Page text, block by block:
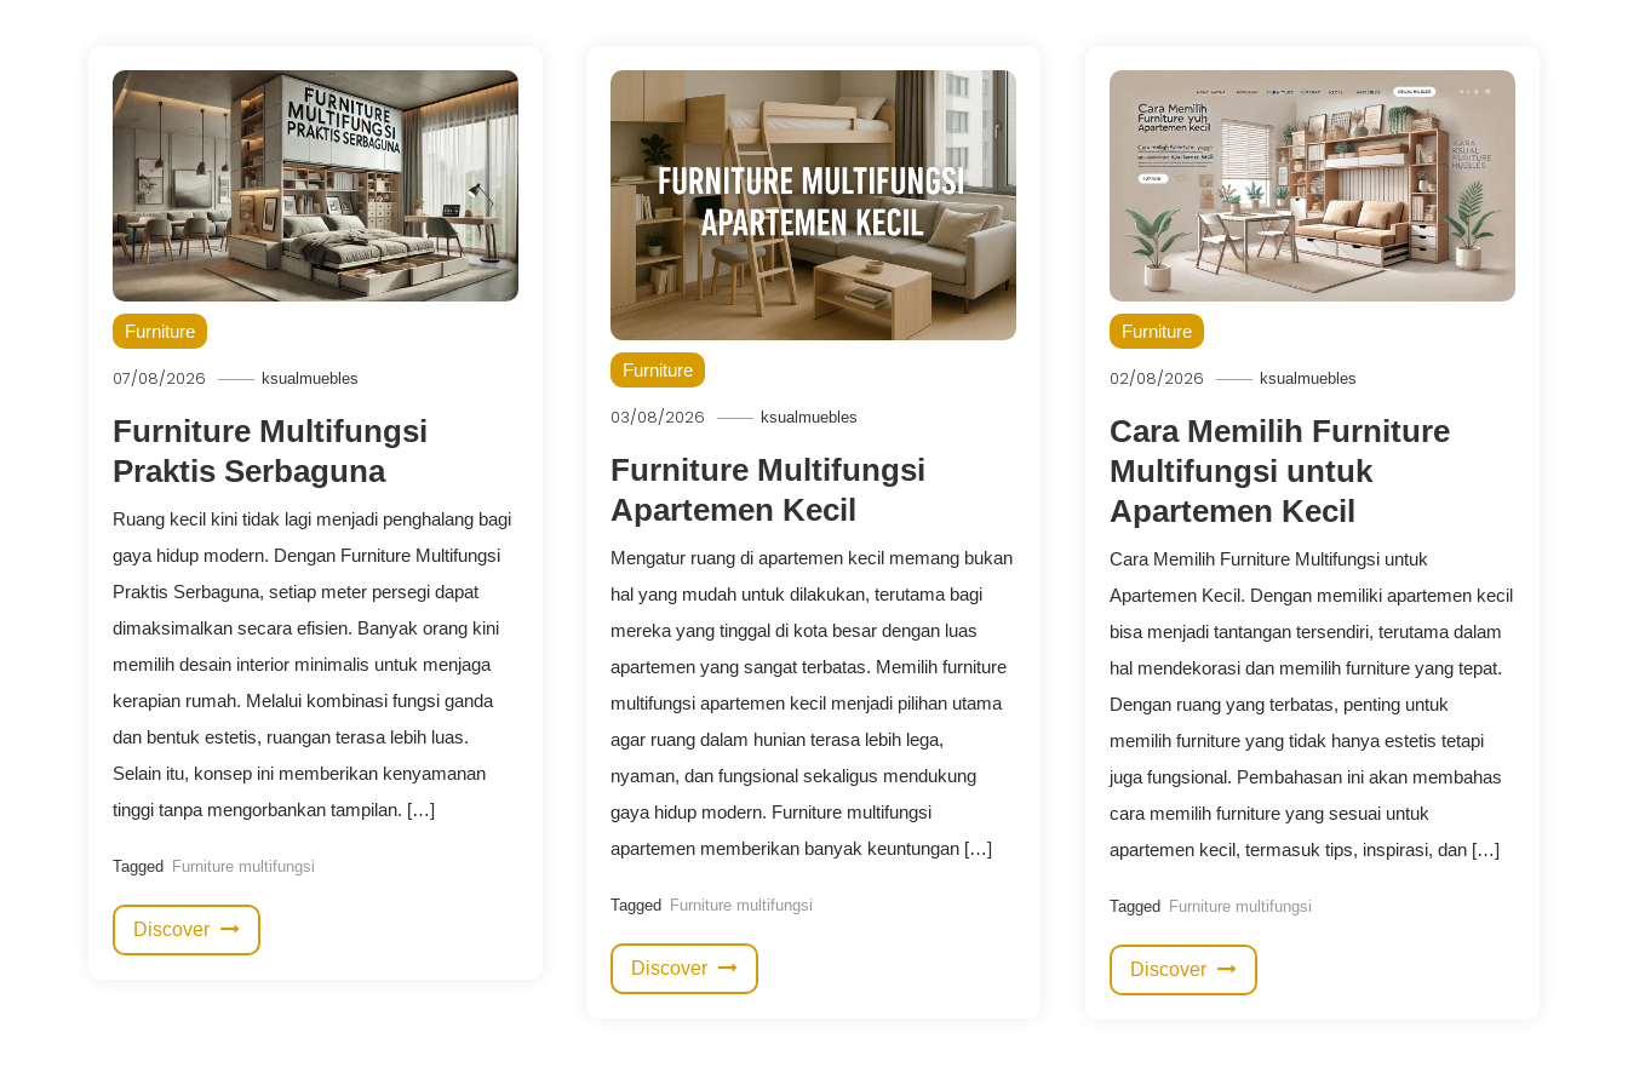
Furniture
07/08/2026 ksualmuebles
Furniture Multifungsi
Praktis Serbaguna
Ruang kecil kini tidak lagi menjadi penghalang bagi
gaya hidup modern. Dengan Furniture Multifungsi
Praktis Serbaguna, setiap meter persegi dapat
dimaksimalkan secara efisien. Banyak orang kini
memilih desain interior minimalis untuk menjaga
kerapian rumah. Melalui kombinasi fungsi ganda
dan bentuk estetis, ruangan terasa lebih luas.
Selain itu, konsep ini memberikan kenyamanan
tinggi tanpa mengorbankan tampilan. […]
Tagged Furniture multifungsi
Discover
Furniture
03/08/2026 ksualmuebles
Furniture Multifungsi
Apartemen Kecil
Mengatur ruang di apartemen kecil memang bukan
hal yang mudah untuk dilakukan, terutama bagi
mereka yang tinggal di kota besar dengan luas
apartemen yang sangat terbatas. Memilih furniture
multifungsi apartemen kecil menjadi pilihan utama
agar ruang dalam hunian terasa lebih lega,
nyaman, dan fungsional sekaligus mendukung
gaya hidup modern. Furniture multifungsi
apartemen memberikan banyak keuntungan […]
Tagged Furniture multifungsi
Discover
Furniture
02/08/2026 ksualmuebles
Cara Memilih Furniture
Multifungsi untuk
Apartemen Kecil
Cara Memilih Furniture Multifungsi untuk
Apartemen Kecil. Dengan memiliki apartemen kecil
bisa menjadi tantangan tersendiri, terutama dalam
hal mendekorasi dan memilih furniture yang tepat.
Dengan ruang yang terbatas, penting untuk
memilih furniture yang tidak hanya estetis tetapi
juga fungsional. Pembahasan ini akan membahas
cara memilih furniture yang sesuai untuk
apartemen kecil, termasuk tips, inspirasi, dan […]
Tagged Furniture multifungsi
Discover